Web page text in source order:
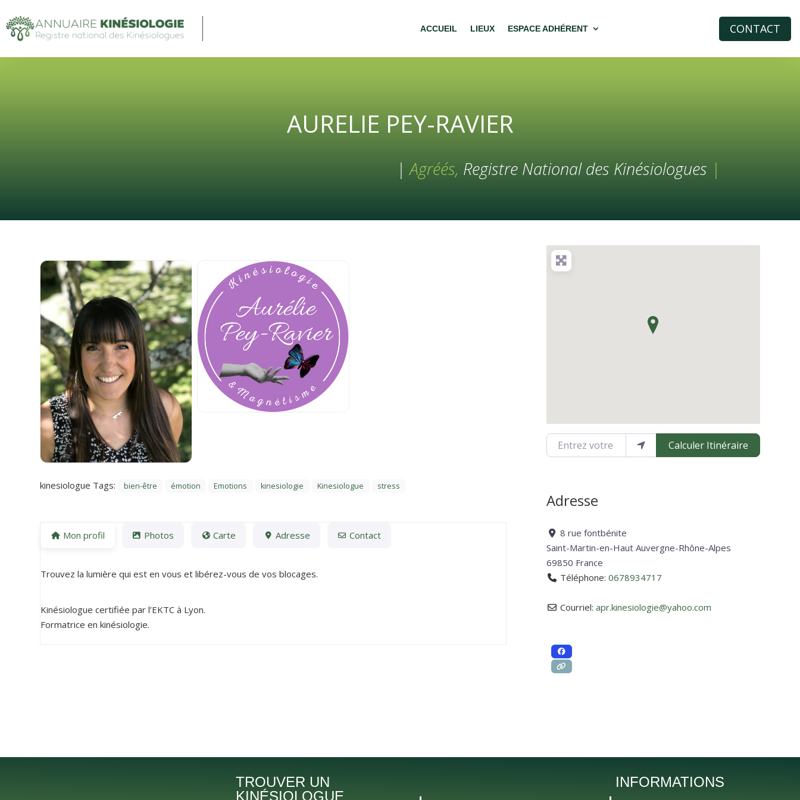
ACCUEIL LIEUX ESPACE ADHÉRENT CONTACT
AURELIE PEY-RAVIER
|Agréés, Registre National des Kinésiologues |
kinesiologue Tags: bien-être émotion Emotions kinesiologie Kinesiologue stress
Mon profil Photos Carte Adresse Contact
Trouvez la lumière qui est en vous et libérez-vous de vos blocages.
Kinésiologue certifiée par l’EKTC à Lyon.
Formatrice en kinésiologie.
Entrez votre emplacement Calculer Itinéraire
Adresse
8 rue fontbénite
Saint-Martin-en-Haut Auvergne-Rhône-Alpes
69850 France
Téléphone:0678934717
Courriel:apr.kinesiologie@yahoo.com
TROUVER UN
KINÉSIOLOGUE
INFORMATIONS